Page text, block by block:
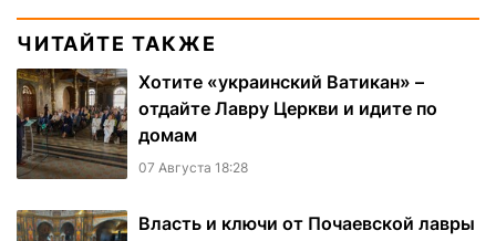
ЧИТАЙТЕ ТАКЖЕ
Хотите «украинский Ватикан» –
отдайте Лавру Церкви и идите по
домам
07 Августа 18:28
Власть и ключи от Почаевской лавры